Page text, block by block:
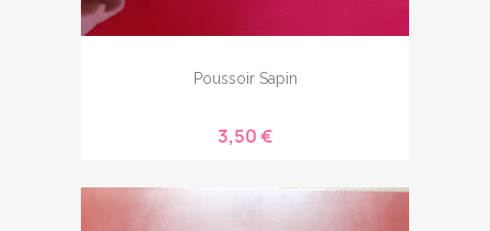
Poussoir Sapin
3,50 €